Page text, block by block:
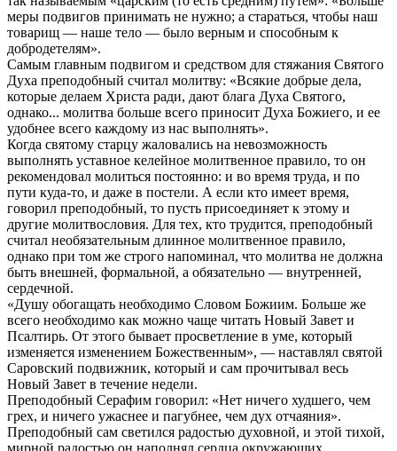
меры подвигов принимать не нужно; а стараться, чтобы наш
товарищ — наше тело — было верным и способным к
добродетелям».
Самым главным подвигом и средством для стяжания Святого
Духа преподобный считал молитву: «Всякие добрые дела,
которые делаем Христа ради, дают блага Духа Святого,
однако... молитва больше всего приносит Духа Божиего, и ее
удобнее всего каждому из нас выполнять».
Когда святому старцу жаловались на невозможность
выполнять уставное келейное молитвенное правило, то он
рекомендовал молиться постоянно: и во время труда, и по
пути куда-то, и даже в постели. А если кто имеет время,
говорил преподобный, то пусть присоединяет к этому и
другие молитвословия. Для тех, кто трудится, преподобный
считал необязательным длинное молитвенное правило,
однако при том же строго напоминал, что молитва не должна
быть внешней, формальной, а обязательно — внутренней,
сердечной.
«Душу обогащать необходимо Словом Божиим. Больше же
всего необходимо как можно чаще читать Новый Завет и
Псалтирь. От этого бывает просветление в уме, который
изменяется изменением Божественным», — наставлял святой
Саровский подвижник, который и сам прочитывал весь
Новый Завет в течение недели.
Преподобный Серафим говорил: «Нет ничего худшего, чем
грех, и ничего ужаснее и пагубнее, чем дух отчаяния».
Преподобный сам светился радостью духовной, и этой тихой,
мирной радостью он наполнял сердца окружающих,